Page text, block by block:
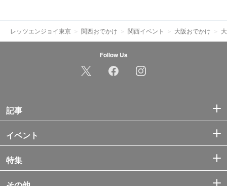
レッツエンジョイ東京 関西おでかけ 関西イベント 大阪おでかけ
Follow Us
記事
イベント
特集